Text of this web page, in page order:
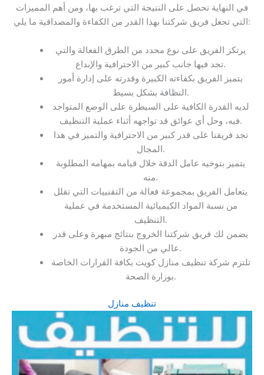
في النهاية تحصل على النتيجة التي ترغب بها، ومن أهم المميزات
التي تجعل فريق شركتنا بهذا القدر من الكفاءة والمصداقية ما يلي:
يرتكز الفريق على نوع محدد من الطرق الفعالة والتي
تجد فيها جانب كبير من الاحترافية والإبداع.
يتميز الفريق بكفاءته الكبيرة وقدرته على إدارة أمور
النظافة بشكل بسيط.
لديه القدرة الكافية على السيطرة على الوضع المتواجد
فيه، وحل أي عوائق قد تواجهه أثناء عملية التنظيف.
تجد فريقنا على قدر كبير من الاحترافية والتميز في هذا
المجال.
يتميز بتوخيه عامل الدقة خلال قيامه بمهامه المطلوبة
منه.
يتعامل الفريق بمجموعة فعالة من التقنييات التي تقلل
من نسبة المواد الكيميائية المستخدمة في عملية
التنظيف.
يضمن لك فريق شركتنا الخروج بنتائج مبهرة وعلى قدر
عالي من الجودة.
تلتزم شركة تنظيف منازل كويت بكافة القرارات الخاصة
بوزارة الصحة.
تنظيف منازل